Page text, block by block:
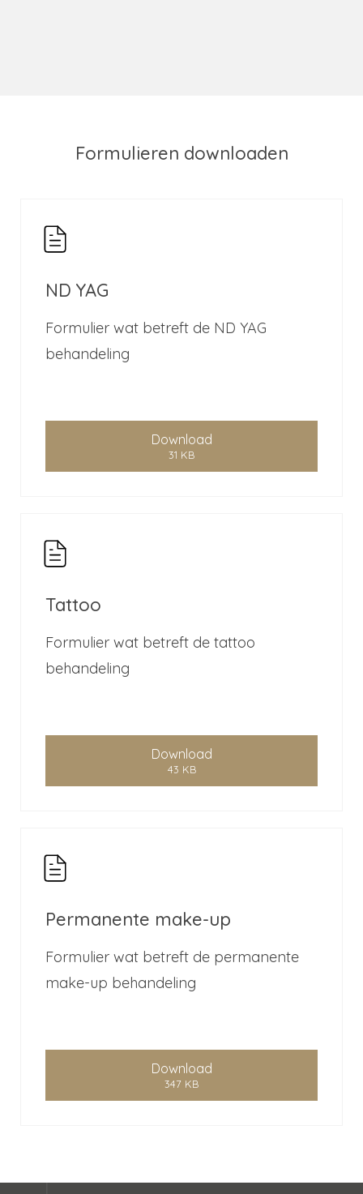
Formulieren downloaden
ND YAG
Formulier wat betreft de ND YAG
behandeling
Download
31 KB
Tattoo
Formulier wat betreft de tattoo
behandeling
Download
43 KB
Permanente make-up
Formulier wat betreft de permanente
make-up behandeling
Download
347 KB